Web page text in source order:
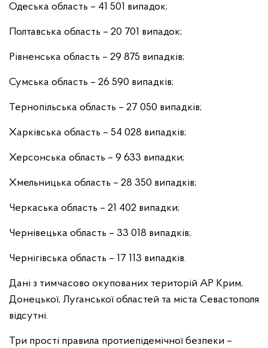
Одеська область – 41 501 випадок;
Полтавська область – 20 701 випадок;
Рівненська область – 29 875 випадків;
Сумська область – 26 590 випадків;
Тернопільська область – 27 050 випадків;
Харківська область – 54 028 випадків;
Херсонська область – 9 633 випадки;
Хмельницька область – 28 350 випадків;
Черкаська область – 21 402 випадки;
Чернівецька область – 33 018 випадків;
Чернігівська область – 17 113 випадків.
Дані з тимчасово окупованих територій АР Крим,
Донецької, Луганської областей та міста Севастополя
відсутні.
Три прості правила протиепідемічної безпеки –